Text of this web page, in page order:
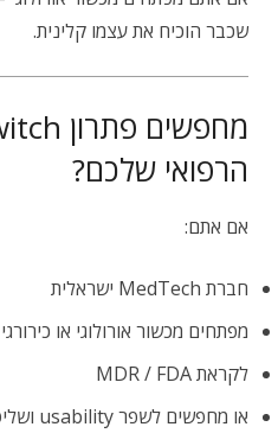
שכבר הוכיח את עצמו קלינית.
הרפואי שלכם?
אם אתם:
חברת MedTech ישראלית
מפתחים מכשור אורולוגי או כירורגי
לקראת MDR / FDA
או מחפשים לשפר usability ושליטה